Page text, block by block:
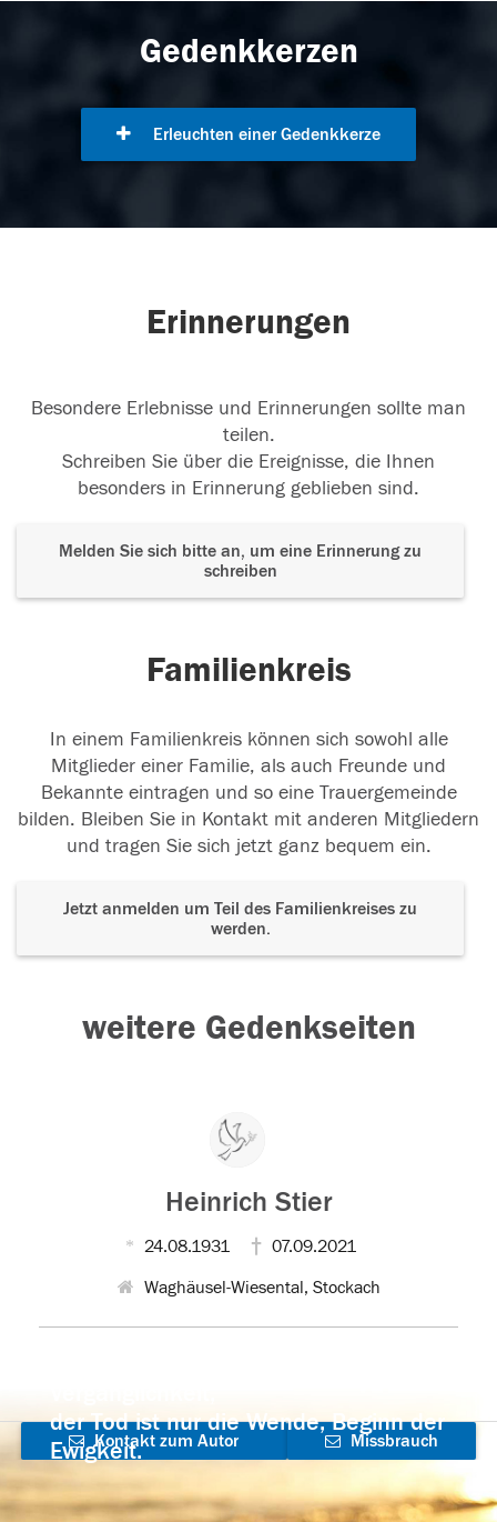
Gedenkkerzen
Erleuchten einer Gedenkkerze
Erinnerungen
Besondere Erlebnisse und Erinnerungen sollte man
teilen.
Schreiben Sie über die Ereignisse, die Ihnen
besonders in Erinnerung geblieben sind.
Melden Sie sich bitte an, um eine Erinnerung zu
schreiben
Familienkreis
In einem Familienkreis können sich sowohl alle
Mitglieder einer Familie, als auch Freunde und
Bekannte eintragen und so eine Trauergemeinde
bilden. Bleiben Sie in Kontakt mit anderen Mitgliedern
und tragen Sie sich jetzt ganz bequem ein.
Jetzt anmelden um Teil des Familienkreises zu
werden.
weitere Gedenkseiten
Heinrich Stier
24.08.1931 07.09.2021
Waghäusel-Wiesental, Stockach
der Tod ist nur die Wende, Beginn der
Ewigkeit.
Kontakt zum Autor
aufnehmen
Missbrauch